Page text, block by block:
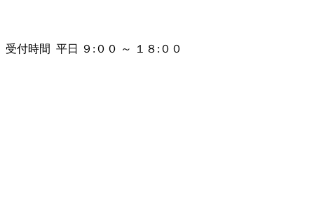
受付時間 平日 ９:００ ～ １８:００